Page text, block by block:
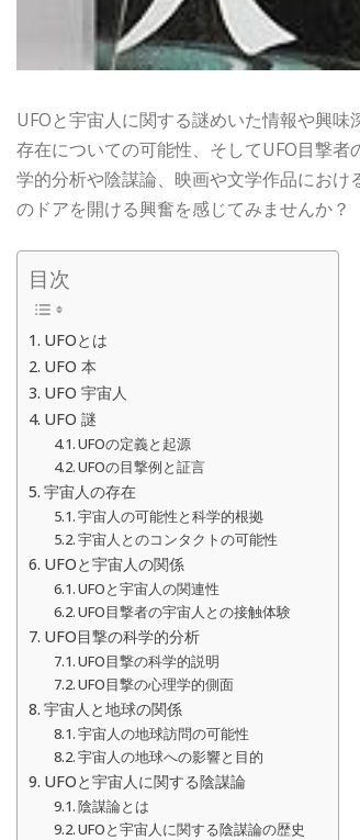
UFOと宇宙人に関する謎めいた情報や興
存在についての可能性、そしてUFO目撃
学的分析や陰謀論、映画や文学作品にお
のドアを開ける興奮を感じてみませんか？
目次
UFOとは
UFO 本
UFO 宇宙人
UFO 謎
UFOの定義と起源
UFOの目撃例と証言
宇宙人の存在
宇宙人の可能性と科学的根拠
宇宙人とのコンタクトの可能性
UFOと宇宙人の関係
UFOと宇宙人の関連性
UFO目撃者の宇宙人との接触体験
UFO目撃の科学的分析
UFO目撃の科学的説明
UFO目撃の心理学的側面
宇宙人と地球の関係
宇宙人の地球訪問の可能性
宇宙人の地球への影響と目的
UFOと宇宙人に関する陰謀論
陰謀論とは
UFOと宇宙人に関する陰謀論の歴史